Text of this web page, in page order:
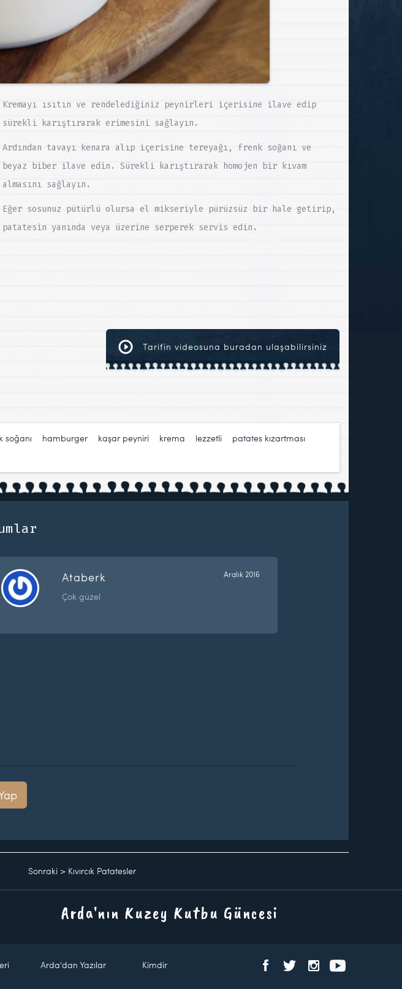
Kremayı ısıtın ve rendelediğiniz peynirleri içerisine ilave edip
sürekli karıştırarak erimesini sağlayın.
Ardından tavayı kenara alıp içerisine tereyağı, frenk soğanı ve
beyaz biber ilave edin. Sürekli karıştırarak homojen bir kıvam
almasını sağlayın.
Eğer sosunuz pütürlü olursa el mikseriyle pürüzsüz bir hale getirip,
patatesin yanında veya üzerine serperek servis edin.
Tarifin videosuna buradan ulaşabilirsiniz
soğanı hamburger kaşar peyniri krema lezzetli patates kızartması
Ataberk Aralık 2016
Çok güzel
Sonraki > Kıvırcık Patatesler
Arda'nın Kuzey Kutbu Güncesi
Arda'dan Yazılar Kimdir